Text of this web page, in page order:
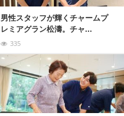
男性スタッフが輝くチャームプ
レミアグラン松濤。チャ...
335